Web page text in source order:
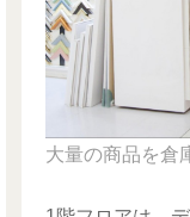
大量の商品を倉